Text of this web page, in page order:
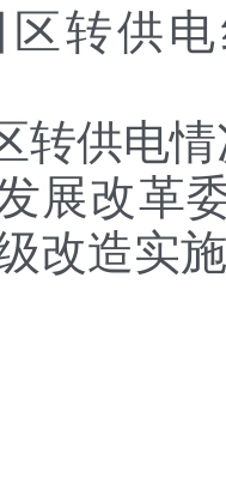
供电
供电情
改革委
改造实